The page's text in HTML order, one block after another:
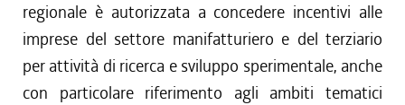
dal 26/02/2015 al 22/07/2015
regionale è autorizzata a concedere incentivi alle
imprese del settore manifatturiero e del terziario
per attività di ricerca e sviluppo sperimentale, anche
con particolare riferimento agli ambiti tematici